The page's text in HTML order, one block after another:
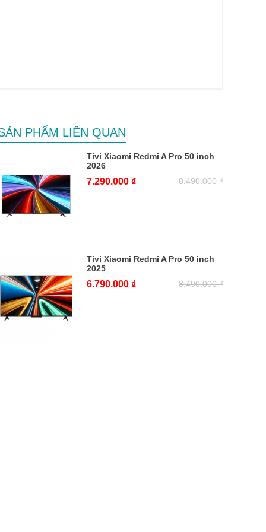
20%～80%
PHẨM LIÊN QUAN
Tivi Xiaomi Redmi A Pro 50 inch
2026
7.290.000 ₫ 8.490.000 ₫
Tivi Xiaomi Redmi A Pro 50 inch
2025
6.790.000 ₫ 8.490.000 ₫